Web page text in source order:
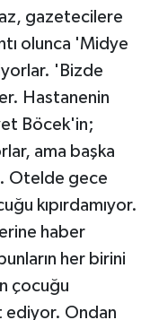
gazetecilere
olunca 'Midye
'Bizde
Hastanenin
Böcek'in;
ama başka
Otelde gece
kıpırdamıyor.
haber
her birini
çocuğu
ediyor. Ondan